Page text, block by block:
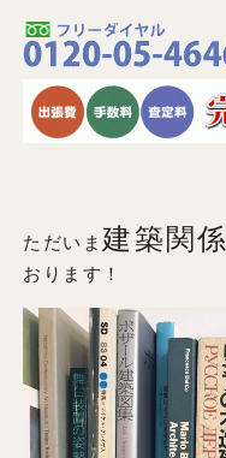
ただいま 建築関係
おります！